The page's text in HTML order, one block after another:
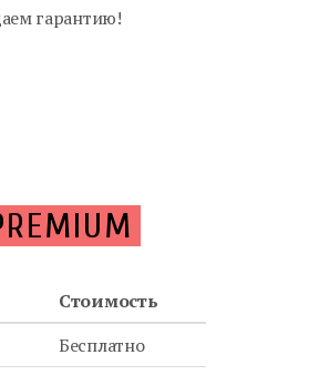
гарантию!
Стоимость
Бесплатно